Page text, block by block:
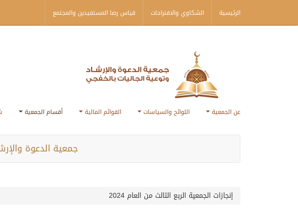
الرئيسية الشكاوي والاقتراحات قياس رضا المستفيدين والمجتمع
عن الجمعية اللوائح والسياسات القوائم المالية أقسام الجمعية
جمعية الدعوة
إنجازات الجمعية الربع الثالث من العام 2024